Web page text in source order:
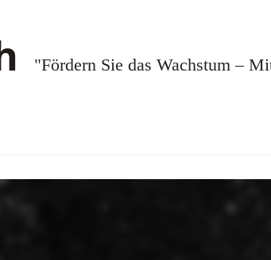
"Fördern Sie das Wachstum –